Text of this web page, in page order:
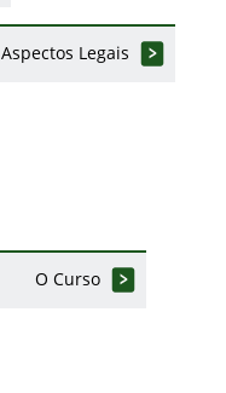
Aspectos Legais
O Curso